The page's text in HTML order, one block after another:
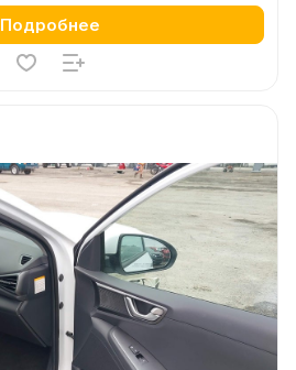
Подробнее